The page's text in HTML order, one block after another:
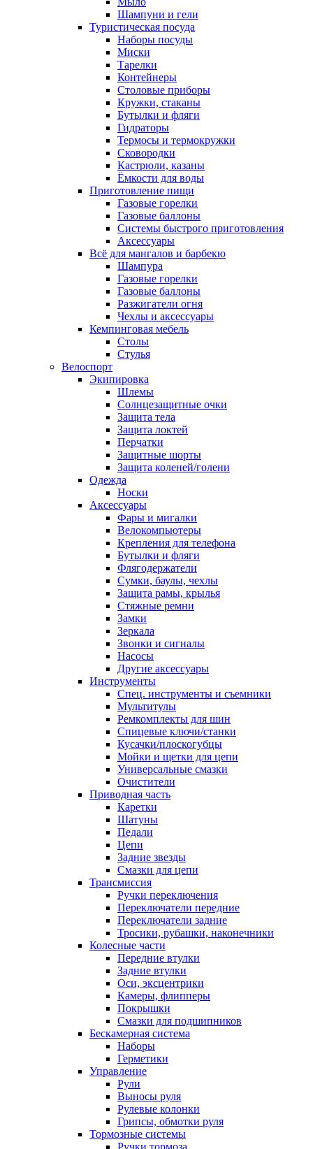
Шампуни и гели
Туристическая посуда
Наборы посуды
Миски
Тарелки
Контейнеры
Столовые приборы
Кружки, стаканы
Бутылки и фляги
Гидраторы
Термосы и термокружки
Сковородки
Кастрюли, казаны
Ёмкости для воды
Приготовление пищи
Газовые горелки
Газовые баллоны
Системы быстрого приготовления
Аксессуары
Всё для мангалов и барбекю
Шампура
Газовые горелки
Газовые баллоны
Разжигатели огня
Чехлы и аксессуары
Кемпинговая мебель
Столы
Стулья
Велоспорт
Экипировка
Шлемы
Солнцезащитные очки
Защита тела
Защита локтей
Перчатки
Защитные шорты
Защита коленей/голени
Одежда
Носки
Аксессуары
Фары и мигалки
Велокомпьютеры
Крепления для телефона
Бутылки и фляги
Флягодержатели
Сумки, баулы, чехлы
Защита рамы, крылья
Стяжные ремни
Замки
Зеркала
Звонки и сигналы
Насосы
Другие аксессуары
Инструменты
Спец. инструменты и съемники
Мультитулы
Ремкомплекты для шин
Спицевые ключи/станки
Кусачки/плоскогубцы
Мойки и щетки для цепи
Универсальные смазки
Очистители
Приводная часть
Каретки
Шатуны
Педали
Цепи
Задние звезды
Смазки для цепи
Трансмиссия
Ручки переключения
Переключатели передние
Переключатели задние
Тросики, рубашки, наконечники
Колесные части
Передние втулки
Задние втулки
Оси, эксцентрики
Камеры, флипперы
Покрышки
Смазки для подшипников
Бескамерная система
Наборы
Герметики
Управление
Рули
Выносы руля
Рулевые колонки
Грипсы, обмотки руля
Тормозные системы
Ручки тормоза